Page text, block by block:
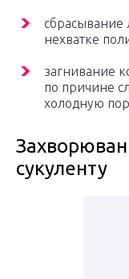
сбрасывание
нехватке
загнивание
по причине
холодную
сукуленту